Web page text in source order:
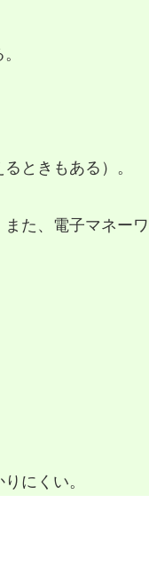
ときもある）。
た、電子マネーワ
にくい。